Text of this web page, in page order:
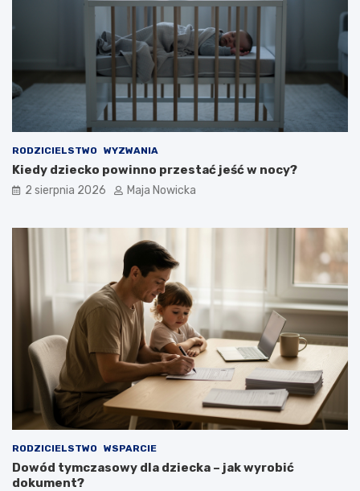
RODZICIELSTWO WYZWANIA
Kiedy dziecko powinno przestać jeść w nocy?
2 sierpnia 2026 Maja Nowicka
RODZICIELSTWO WSPARCIE
Dowód tymczasowy dla dziecka – jak wyrobić
dokument?